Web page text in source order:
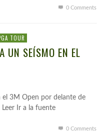
0 Comments
TOUR
UN SEÍSMO EN EL
el 3M Open por delante de
Ir a la fuente
0 Comments